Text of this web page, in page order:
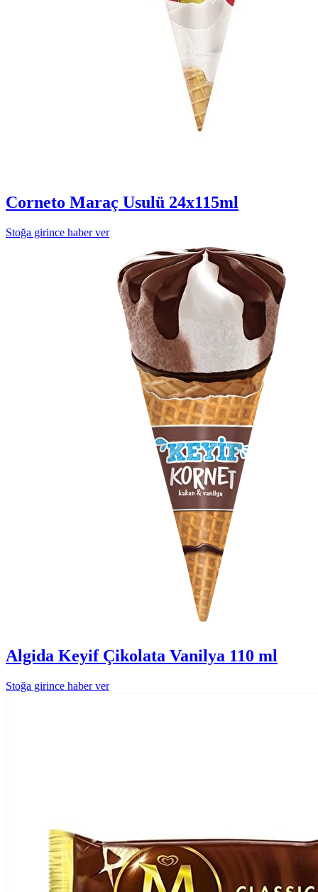
Corneto Maraç Usulü 24x115ml
Stoğa girince haber ver
Algida Keyif Çikolata Vanilya 110 ml
Stoğa girince haber ver